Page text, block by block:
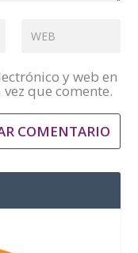
y web en
que comente.